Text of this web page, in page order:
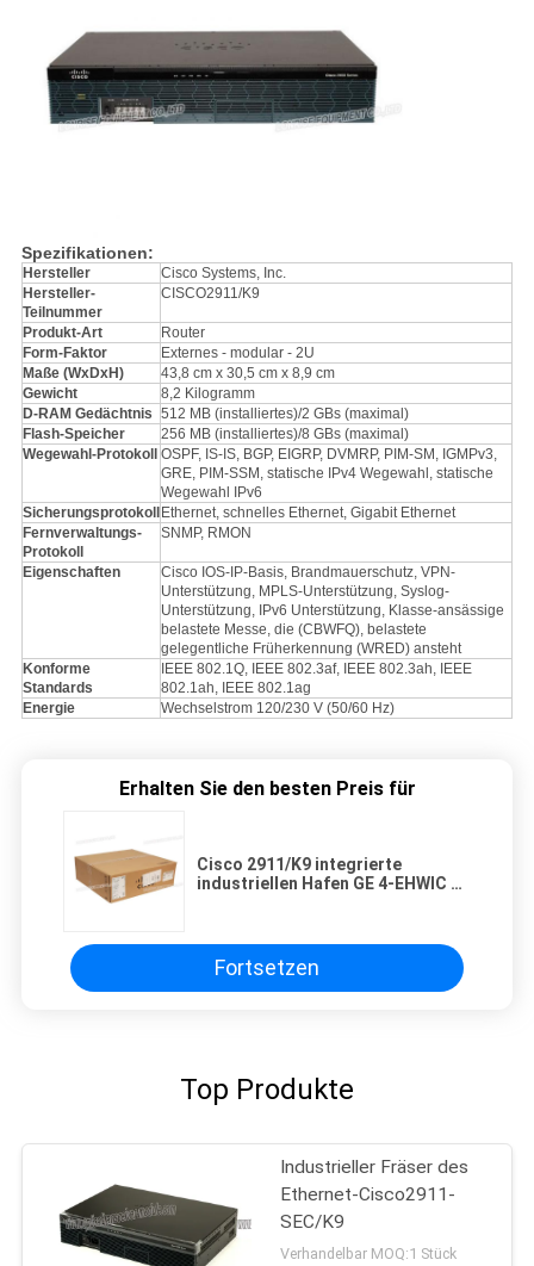
Spezifikationen:
Hersteller
Cisco Systems, Inc.
Hersteller-
Teilnummer
CISCO2911/K9
Produkt-Art
Router
Form-Faktor
Externes - modular - 2U
Maße (WxDxH)
43,8 cm x 30,5 cm x 8,9 cm
Gewicht
8,2 Kilogramm
D-RAM Gedächtnis 512 MB (installiertes)/2 GBs (maximal)
Flash-Speicher
256 MB (installiertes)/8 GBs (maximal)
Wegewahl-Protokoll OSPF, IS-IS, BGP, EIGRP, DVMRP, PIM-SM, IGMPv3,
GRE, PIM-SSM, statische IPv4 Wegewahl, statische
Wegewahl IPv6
SicherungsprotokollEthernet, schnelles Ethernet, Gigabit Ethernet
Fernverwaltungs-
Protokoll
SNMP, RMON
Eigenschaften
Cisco IOS-IP-Basis, Brandmauerschutz, VPN-
Unterstützung, MPLS-Unterstützung, Syslog-
Unterstützung, IPv6 Unterstützung, Klasse-ansässige
belastete Messe, die (CBWFQ), belastete
gelegentliche Früherkennung (WRED) ansteht
Konforme
Standards
IEEE 802.1Q, IEEE 802.3af, IEEE 802.3ah, IEEE
802.1ah, IEEE 802.1ag
Energie
Wechselstrom 120/230 V (50/60 Hz)
Erhalten Sie den besten Preis für
Cisco 2911/K9 integrierte
industriellen Hafen GE 4-EHWIC 2-
Fortsetzen
Top Produkte
Industrieller Fräser des
Ethernet-Cisco2911-
SEC/K9
Verhandelbar MOQ:1 Stück